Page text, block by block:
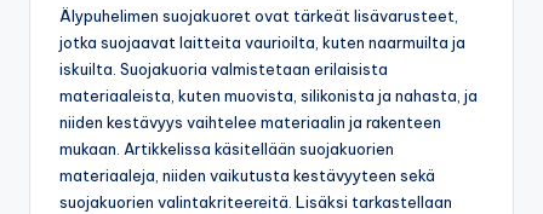
Älypuhelimen suojakuoret ovat tärkeät lisävarusteet,
jotka suojaavat laitteita vaurioilta, kuten naarmuilta ja
iskuilta. Suojakuoria valmistetaan erilaisista
materiaaleista, kuten muovista, silikonista ja nahasta, ja
niiden kestävyys vaihtelee materiaalin ja rakenteen
mukaan. Artikkelissa käsitellään suojakuorien
materiaaleja, niiden vaikutusta kestävyyteen sekä
suojakuorien valintakriteereitä. Lisäksi tarkastellaan